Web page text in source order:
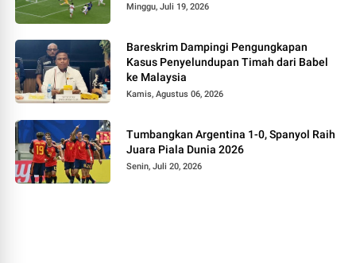
Minggu, Juli 19, 2026
Bareskrim Dampingi Pengungkapan
Kasus Penyelundupan Timah dari Babel
ke Malaysia
Kamis, Agustus 06, 2026
Tumbangkan Argentina 1-0, Spanyol Raih
Juara Piala Dunia 2026
Senin, Juli 20, 2026